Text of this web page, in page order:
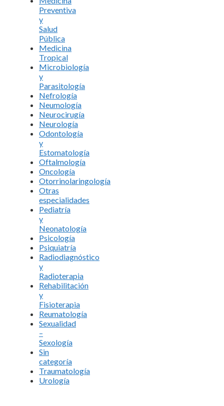
Preventiva
y
Salud
Pública
Medicina
Tropical
Microbiología
y
Parasitología
Nefrología
Neumología
Neurocirugía
Neurología
Odontología
y
Estomatología
Oftalmología
Oncología
Otorrinolaringología
Otras
especialidades
Pediatría
y
Neonatología
Psicología
Psiquiatría
Radiodiagnóstico
y
Radioterapia
Rehabilitación
y
Fisioterapia
Reumatología
Sexualidad
–
Sexología
Sin
categoría
Traumatología
Urología